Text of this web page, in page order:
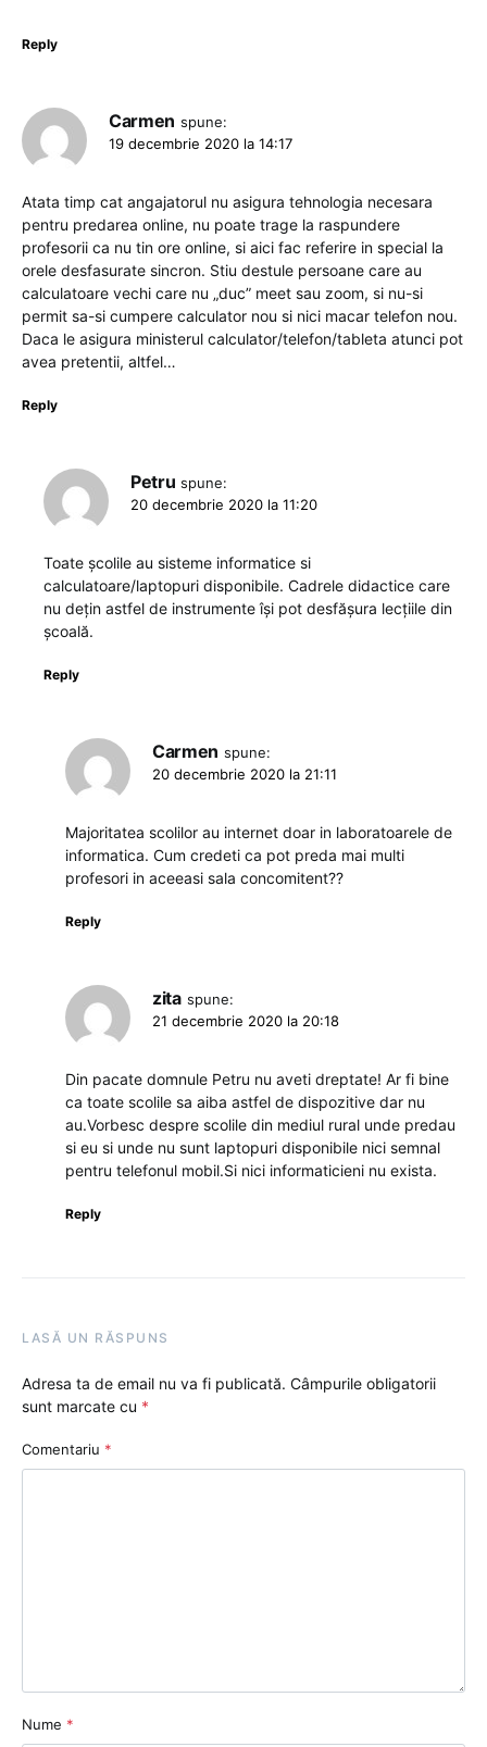
Reply
Carmen spune:
19 decembrie 2020 la 14:17
Atata timp cat angajatorul nu asigura tehnologia necesara
pentru predarea online, nu poate trage la raspundere
profesorii ca nu tin ore online, si aici fac referire in special la
orele desfasurate sincron. Stiu destule persoane care au
calculatoare vechi care nu „duc” meet sau zoom, si nu-si
permit sa-si cumpere calculator nou si nici macar telefon nou.
Daca le asigura ministerul calculator/telefon/tableta atunci pot
avea pretentii, altfel…
Reply
Petru spune:
20 decembrie 2020 la 11:20
Toate școlile au sisteme informatice si
calculatoare/laptopuri disponibile. Cadrele didactice care
nu dețin astfel de instrumente își pot desfășura lecțiile din
școală.
Reply
Carmen spune:
20 decembrie 2020 la 21:11
Majoritatea scolilor au internet doar in laboratoarele de
informatica. Cum credeti ca pot preda mai multi
profesori in aceeasi sala concomitent??
Reply
zita spune:
21 decembrie 2020 la 20:18
Din pacate domnule Petru nu aveti dreptate! Ar fi bine
ca toate scolile sa aiba astfel de dispozitive dar nu
au.Vorbesc despre scolile din mediul rural unde predau
si eu si unde nu sunt laptopuri disponibile nici semnal
pentru telefonul mobil.Si nici informaticieni nu exista.
Reply
LASĂ UN RĂSPUNS
Adresa ta de email nu va fi publicată. Câmpurile obligatorii
sunt marcate cu *
Comentariu *
Nume *